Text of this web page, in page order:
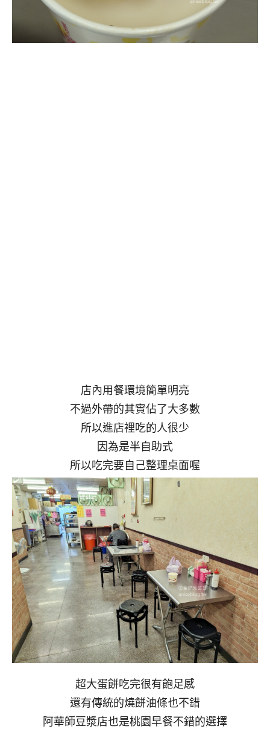
店內用餐環境簡單明亮
不過外帶的其實佔了大多數
所以進店裡吃的人很少
因為是半自助式
所以吃完要自己整理桌面喔
超大蛋餅吃完很有飽足感
還有傳統的燒餅油條也不錯
阿華師豆漿店也是桃園早餐不錯的選擇